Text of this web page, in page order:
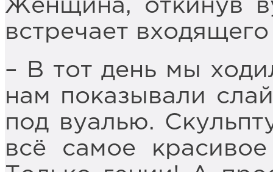
Женщина, откинув
встречает
– В тот день мы
нам показывали
под вуалью.
всё самое